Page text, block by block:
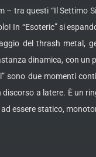
– tra questi “Il Settimo
In “Esoteric” si
del thrash metal,
dinamica, con un
sono due momenti
a latere. È un
essere statico,